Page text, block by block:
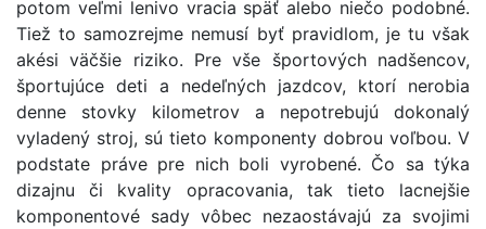
potom veľmi lenivo vracia späť alebo niečo podobné.
Tiež to samozrejme nemusí byť pravidlom, je tu však
akési väčšie riziko. Pre vše športových nadšencov,
športujúce deti a nedeľných jazdcov, ktorí nerobia
denne stovky kilometrov a nepotrebujú dokonalý
vyladený stroj, sú tieto komponenty dobrou voľbou. V
podstate práve pre nich boli vyrobené. Čo sa týka
dizajnu či kvality opracovania, tak tieto lacnejšie
komponentové sady vôbec nezaostávajú za svojimi